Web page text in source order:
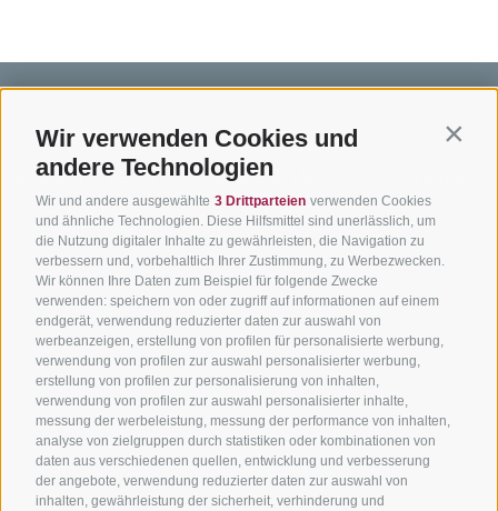
Wir verwenden Cookies und
andere Technologien
Wir und andere ausgewählte 3 Drittparteien verwenden Cookies
und ähnliche Technologien. Diese Hilfsmittel sind unerlässlich, um
die Nutzung digitaler Inhalte zu gewährleisten, die Navigation zu
verbessern und, vorbehaltlich Ihrer Zustimmung, zu Werbezwecken.
Wir können Ihre Daten zum Beispiel für folgende Zwecke
verwenden: speichern von oder zugriff auf informationen auf einem
endgerät, verwendung reduzierter daten zur auswahl von
werbeanzeigen, erstellung von profilen für personalisierte werbung,
verwendung von profilen zur auswahl personalisierter werbung,
erstellung von profilen zur personalisierung von inhalten,
verwendung von profilen zur auswahl personalisierter inhalte,
messung der werbeleistung, messung der performance von inhalten,
analyse von zielgruppen durch statistiken oder kombinationen von
daten aus verschiedenen quellen, entwicklung und verbesserung
der angebote, verwendung reduzierter daten zur auswahl von
inhalten, gewährleistung der sicherheit, verhinderung und
BIKEHOTELS
SÜDTIROL
Hotels & Pakete
Urlaubspakete
Unsere Gutscheine
Hot Deals
Bike & Work
BIKEN IN
SÜDTIROL
Mountainbiken in
Südtirol
Rennradfahren in
Südtirol
Radwege in Südtirol
Bikeshops & Verleihe
Bike-Schulen
Tourenzentrale
Kontakt
Anreise
Zum